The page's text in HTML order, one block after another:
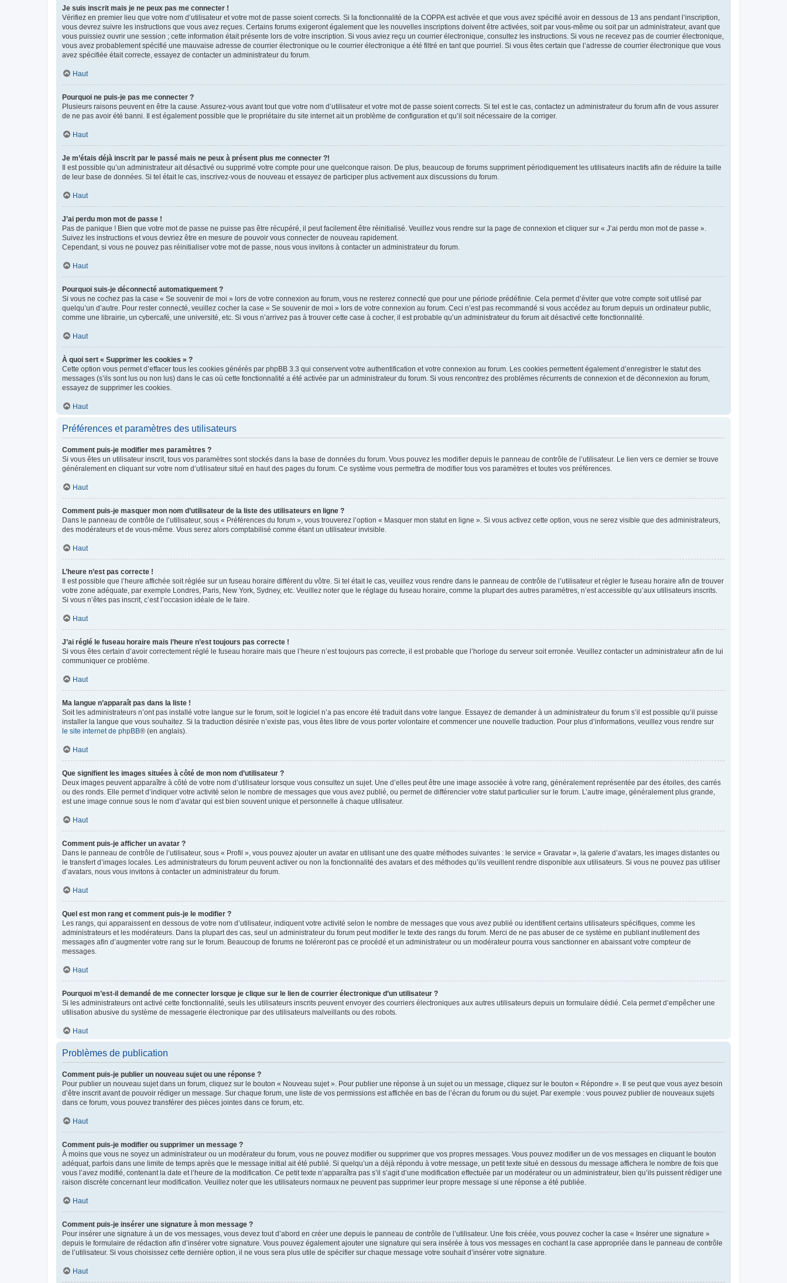
Je suis inscrit mais je ne peux pas me connecter !
Vérifiez en premier lieu que votre nom d’utilisateur et votre mot de passe soient corrects. Si la fonctionnalité de la COPPA est activée et que vous avez spécifié avoir en dessous de 13 ans pendant l’inscription,
vous devrez suivre les instructions que vous avez reçues. Certains forums exigeront également que les nouvelles inscriptions doivent être activées, soit par vous-même ou soit par un administrateur, avant que
vous puissiez ouvrir une session ; cette information était présente lors de votre inscription. Si vous aviez reçu un courrier électronique, consultez les instructions. Si vous ne recevez pas de courrier électronique,
vous avez probablement spécifié une mauvaise adresse de courrier électronique ou le courrier électronique a été filtré en tant que pourriel. Si vous êtes certain que l’adresse de courrier électronique que vous
avez spécifiée était correcte, essayez de contacter un administrateur du forum.
Haut
Pourquoi ne puis-je pas me connecter ?
Plusieurs raisons peuvent en être la cause. Assurez-vous avant tout que votre nom d’utilisateur et votre mot de passe soient corrects. Si tel est le cas, contactez un administrateur du forum afin de vous assurer
de ne pas avoir été banni. Il est également possible que le propriétaire du site internet ait un problème de configuration et qu’il soit nécessaire de la corriger.
Haut
Je m’étais déjà inscrit par le passé mais ne peux à présent plus me connecter ?!
Il est possible qu’un administrateur ait désactivé ou supprimé votre compte pour une quelconque raison. De plus, beaucoup de forums suppriment périodiquement les utilisateurs inactifs afin de réduire la taille
de leur base de données. Si tel était le cas, inscrivez-vous de nouveau et essayez de participer plus activement aux discussions du forum.
Haut
J’ai perdu mon mot de passe !
Pas de panique ! Bien que votre mot de passe ne puisse pas être récupéré, il peut facilement être réinitialisé. Veuillez vous rendre sur la page de connexion et cliquer sur « J’ai perdu mon mot de passe ».
Suivez les instructions et vous devriez être en mesure de pouvoir vous connecter de nouveau rapidement.
Cependant, si vous ne pouvez pas réinitialiser votre mot de passe, nous vous invitons à contacter un administrateur du forum.
Haut
Pourquoi suis-je déconnecté automatiquement ?
Si vous ne cochez pas la case « Se souvenir de moi » lors de votre connexion au forum, vous ne resterez connecté que pour une période prédéfinie. Cela permet d’éviter que votre compte soit utilisé par
quelqu’un d’autre. Pour rester connecté, veuillez cocher la case « Se souvenir de moi » lors de votre connexion au forum. Ceci n’est pas recommandé si vous accédez au forum depuis un ordinateur public,
comme une librairie, un cybercafé, une université, etc. Si vous n’arrivez pas à trouver cette case à cocher, il est probable qu’un administrateur du forum ait désactivé cette fonctionnalité.
Haut
À quoi sert « Supprimer les cookies » ?
Cette option vous permet d’effacer tous les cookies générés par phpBB 3.3 qui conservent votre authentification et votre connexion au forum. Les cookies permettent également d’enregistrer le statut des
messages (s’ils sont lus ou non lus) dans le cas où cette fonctionnalité a été activée par un administrateur du forum. Si vous rencontrez des problèmes récurrents de connexion et de déconnexion au forum,
essayez de supprimer les cookies.
Haut
Préférences et paramètres des utilisateurs
Comment puis-je modifier mes paramètres ?
Si vous êtes un utilisateur inscrit, tous vos paramètres sont stockés dans la base de données du forum. Vous pouvez les modifier depuis le panneau de contrôle de l’utilisateur. Le lien vers ce dernier se trouve
généralement en cliquant sur votre nom d’utilisateur situé en haut des pages du forum. Ce système vous permettra de modifier tous vos paramètres et toutes vos préférences.
Haut
Comment puis-je masquer mon nom d’utilisateur de la liste des utilisateurs en ligne ?
Dans le panneau de contrôle de l’utilisateur, sous « Préférences du forum », vous trouverez l’option « Masquer mon statut en ligne ». Si vous activez cette option, vous ne serez visible que des administrateurs,
des modérateurs et de vous-même. Vous serez alors comptabilisé comme étant un utilisateur invisible.
Haut
L’heure n’est pas correcte !
Il est possible que l’heure affichée soit réglée sur un fuseau horaire différent du vôtre. Si tel était le cas, veuillez vous rendre dans le panneau de contrôle de l’utilisateur et régler le fuseau horaire afin de trouver
votre zone adéquate, par exemple Londres, Paris, New York, Sydney, etc. Veuillez noter que le réglage du fuseau horaire, comme la plupart des autres paramètres, n’est accessible qu’aux utilisateurs inscrits.
Si vous n’êtes pas inscrit, c’est l’occasion idéale de le faire.
Haut
J’ai réglé le fuseau horaire mais l’heure n’est toujours pas correcte !
Si vous êtes certain d’avoir correctement réglé le fuseau horaire mais que l’heure n’est toujours pas correcte, il est probable que l’horloge du serveur soit erronée. Veuillez contacter un administrateur afin de lui
communiquer ce problème.
Haut
Ma langue n’apparaît pas dans la liste !
Soit les administrateurs n’ont pas installé votre langue sur le forum, soit le logiciel n’a pas encore été traduit dans votre langue. Essayez de demander à un administrateur du forum s’il est possible qu’il puisse
installer la langue que vous souhaitez. Si la traduction désirée n’existe pas, vous êtes libre de vous porter volontaire et commencer une nouvelle traduction. Pour plus d’informations, veuillez vous rendre sur
le site internet de phpBB® (en anglais).
Haut
Que signifient les images situées à côté de mon nom d’utilisateur ?
Deux images peuvent apparaître à côté de votre nom d’utilisateur lorsque vous consultez un sujet. Une d’elles peut être une image associée à votre rang, généralement représentée par des étoiles, des carrés
ou des ronds. Elle permet d’indiquer votre activité selon le nombre de messages que vous avez publié, ou permet de différencier votre statut particulier sur le forum. L’autre image, généralement plus grande,
est une image connue sous le nom d’avatar qui est bien souvent unique et personnelle à chaque utilisateur.
Haut
Comment puis-je afficher un avatar ?
Dans le panneau de contrôle de l’utilisateur, sous « Profil », vous pouvez ajouter un avatar en utilisant une des quatre méthodes suivantes : le service « Gravatar », la galerie d’avatars, les images distantes ou
le transfert d’images locales. Les administrateurs du forum peuvent activer ou non la fonctionnalité des avatars et des méthodes qu’ils veuillent rendre disponible aux utilisateurs. Si vous ne pouvez pas utiliser
d’avatars, nous vous invitons à contacter un administrateur du forum.
Haut
Quel est mon rang et comment puis-je le modifier ?
Les rangs, qui apparaissent en dessous de votre nom d’utilisateur, indiquent votre activité selon le nombre de messages que vous avez publié ou identifient certains utilisateurs spécifiques, comme les
administrateurs et les modérateurs. Dans la plupart des cas, seul un administrateur du forum peut modifier le texte des rangs du forum. Merci de ne pas abuser de ce système en publiant inutilement des
messages afin d’augmenter votre rang sur le forum. Beaucoup de forums ne toléreront pas ce procédé et un administrateur ou un modérateur pourra vous sanctionner en abaissant votre compteur de
messages.
Haut
Pourquoi m’est-il demandé de me connecter lorsque je clique sur le lien de courrier électronique d’un utilisateur ?
Si les administrateurs ont activé cette fonctionnalité, seuls les utilisateurs inscrits peuvent envoyer des courriers électroniques aux autres utilisateurs depuis un formulaire dédié. Cela permet d’empêcher une
utilisation abusive du système de messagerie électronique par des utilisateurs malveillants ou des robots.
Haut
Problèmes de publication
Comment puis-je publier un nouveau sujet ou une réponse ?
Pour publier un nouveau sujet dans un forum, cliquez sur le bouton « Nouveau sujet ». Pour publier une réponse à un sujet ou un message, cliquez sur le bouton « Répondre ». Il se peut que vous ayez besoin
d’être inscrit avant de pouvoir rédiger un message. Sur chaque forum, une liste de vos permissions est affichée en bas de l’écran du forum ou du sujet. Par exemple : vous pouvez publier de nouveaux sujets
dans ce forum, vous pouvez transférer des pièces jointes dans ce forum, etc.
Haut
Comment puis-je modifier ou supprimer un message ?
À moins que vous ne soyez un administrateur ou un modérateur du forum, vous ne pouvez modifier ou supprimer que vos propres messages. Vous pouvez modifier un de vos messages en cliquant le bouton
adéquat, parfois dans une limite de temps après que le message initial ait été publié. Si quelqu’un a déjà répondu à votre message, un petit texte situé en dessous du message affichera le nombre de fois que
vous l’avez modifié, contenant la date et l’heure de la modification. Ce petit texte n’apparaîtra pas s’il s’agit d’une modification effectuée par un modérateur ou un administrateur, bien qu’ils puissent rédiger une
raison discrète concernant leur modification. Veuillez noter que les utilisateurs normaux ne peuvent pas supprimer leur propre message si une réponse a été publiée.
Haut
Comment puis-je insérer une signature à mon message ?
Pour insérer une signature à un de vos messages, vous devez tout d’abord en créer une depuis le panneau de contrôle de l’utilisateur. Une fois créée, vous pouvez cocher la case « Insérer une signature »
depuis le formulaire de rédaction afin d’insérer votre signature. Vous pouvez également ajouter une signature qui sera insérée à tous vos messages en cochant la case appropriée dans le panneau de contrôle
de l’utilisateur. Si vous choisissez cette dernière option, il ne vous sera plus utile de spécifier sur chaque message votre souhait d’insérer votre signature.
Haut